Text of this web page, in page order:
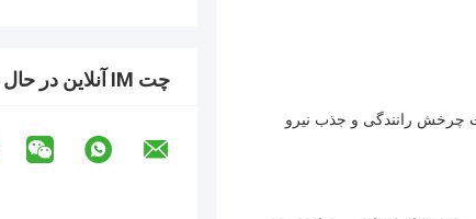
چت IM آنلاین در حال حاضر
چرخش رانندگی و جذب نیرو